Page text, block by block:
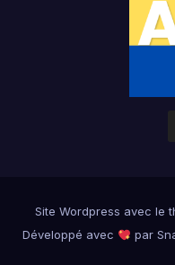
Site Wordpress avec le
Développé avec
par